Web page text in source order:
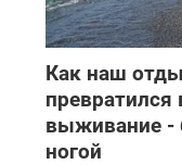
Как наш
превратился
выживание -
ногой